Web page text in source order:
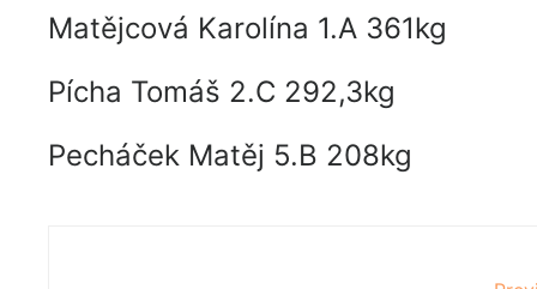
Matějcová Karolína 1.A 361kg
Pícha Tomáš 2.C 292,3kg
Pecháček Matěj 5.B 208kg